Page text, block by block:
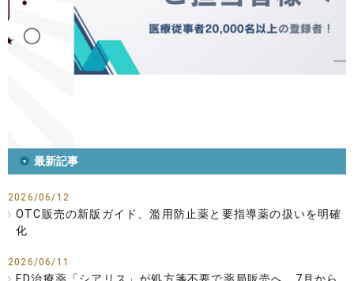
最新記事
2026/06/12
OTC販売の新版ガイド、濫用防止薬と要指導薬の扱いを明確
化
2026/06/11
ED治療薬「シアリス」が処方箋不要で薬局販売へ 7月から